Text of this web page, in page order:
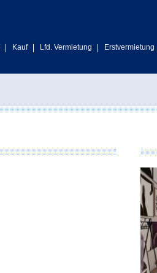
Kauf Lfd. Vermietung Erstvermietung